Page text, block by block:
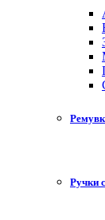
Ручки